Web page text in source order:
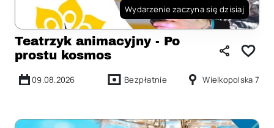
Wydarzenie zaczyna się dzisiaj
Teatrzyk animacyjny - Po
prostu kosmos
09.08.2026 Bezpłatnie Wielkopolska 7